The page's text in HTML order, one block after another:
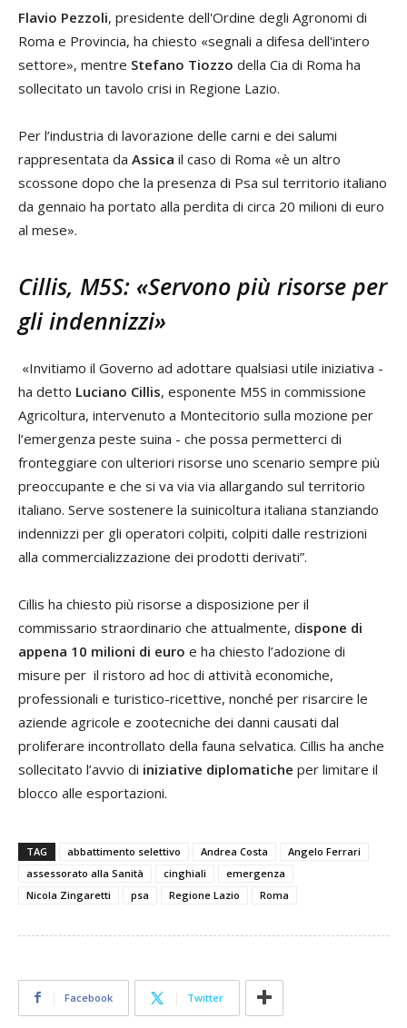
Flavio Pezzoli, presidente dell'Ordine degli Agronomi di
Roma e Provincia, ha chiesto «segnali a difesa dell'intero
settore», mentre Stefano Tiozzo della Cia di Roma ha
sollecitato un tavolo crisi in Regione Lazio.
Per l’industria di lavorazione delle carni e dei salumi
rappresentata da Assica il caso di Roma «è un altro
scossone dopo che la presenza di Psa sul territorio italiano
da gennaio ha portato alla perdita di circa 20 milioni di euro
al mese».
Cillis, M5S: «Servono più risorse per
gli indennizzi»
«Invitiamo il Governo ad adottare qualsiasi utile iniziativa -
ha detto Luciano Cillis, esponente M5S in commissione
Agricoltura, intervenuto a Montecitorio sulla mozione per
l’emergenza peste suina - che possa permetterci di
fronteggiare con ulteriori risorse uno scenario sempre più
preoccupante e che si va via via allargando sul territorio
italiano. Serve sostenere la suinicoltura italiana stanziando
indennizzi per gli operatori colpiti, colpiti dalle restrizioni
alla commercializzazione dei prodotti derivati”.
Cillis ha chiesto più risorse a disposizione per il
commissario straordinario che attualmente, dispone di
appena 10 milioni di euro e ha chiesto l’adozione di
misure per il ristoro ad hoc di attività economiche,
professionali e turistico-ricettive, nonché per risarcire le
aziende agricole e zootecniche dei danni causati dal
proliferare incontrollato della fauna selvatica. Cillis ha anche
sollecitato l’avvio di iniziative diplomatiche per limitare il
blocco alle esportazioni.
TAG abbattimento selettivo Andrea Costa
Angelo Ferrari
assessorato alla Sanità
cinghiali
emergenza
Nicola Zingaretti
psa Regione Lazio Roma
Facebook Twitter